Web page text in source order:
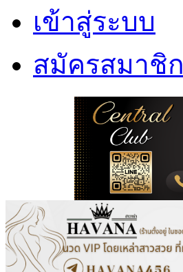
เข้าสู่ระบบ
สมัครสมาชิก